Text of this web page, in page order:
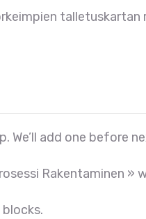
talletuskartan
add one before
Rakentaminen »
blocks.